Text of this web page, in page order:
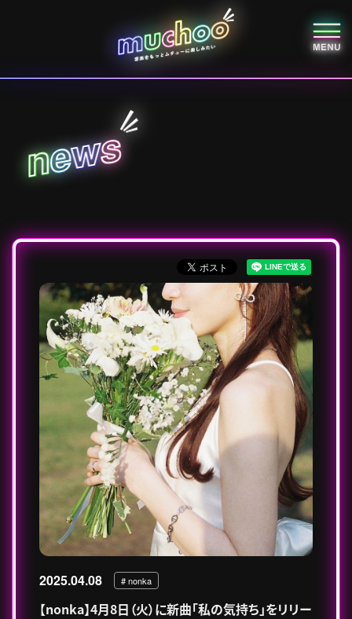
news
2025.04.08 # nonka
【nonka】4月8日（火）に新曲「私の気持ち」をリリー